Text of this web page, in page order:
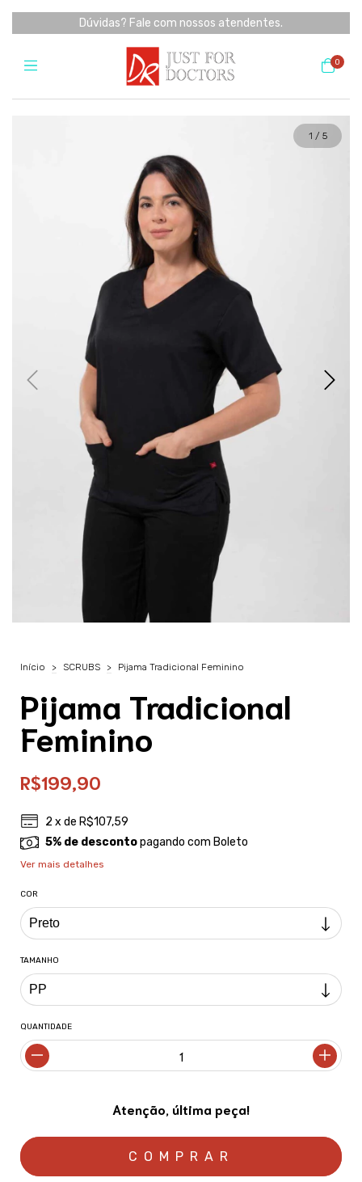
Dúvidas? Fale com nossos atendentes.
0
1 / 5
Início > SCRUBS > Pijama Tradicional Feminino
Pijama Tradicional
Feminino
R$199,90
2 x deR$107,59
5% de descontopagando com Boleto
Ver mais detalhes
COR
TAMANHO
QUANTIDADE
Atenção, última peça!